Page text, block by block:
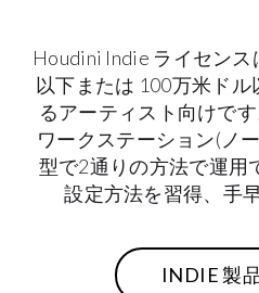
Houdini Indie ライセン
以下または 100万米ド
るアーティスト向けで
ワークステーション(ノ
型で2通りの方法で運用
設定方法を習得、手
INDIE 製